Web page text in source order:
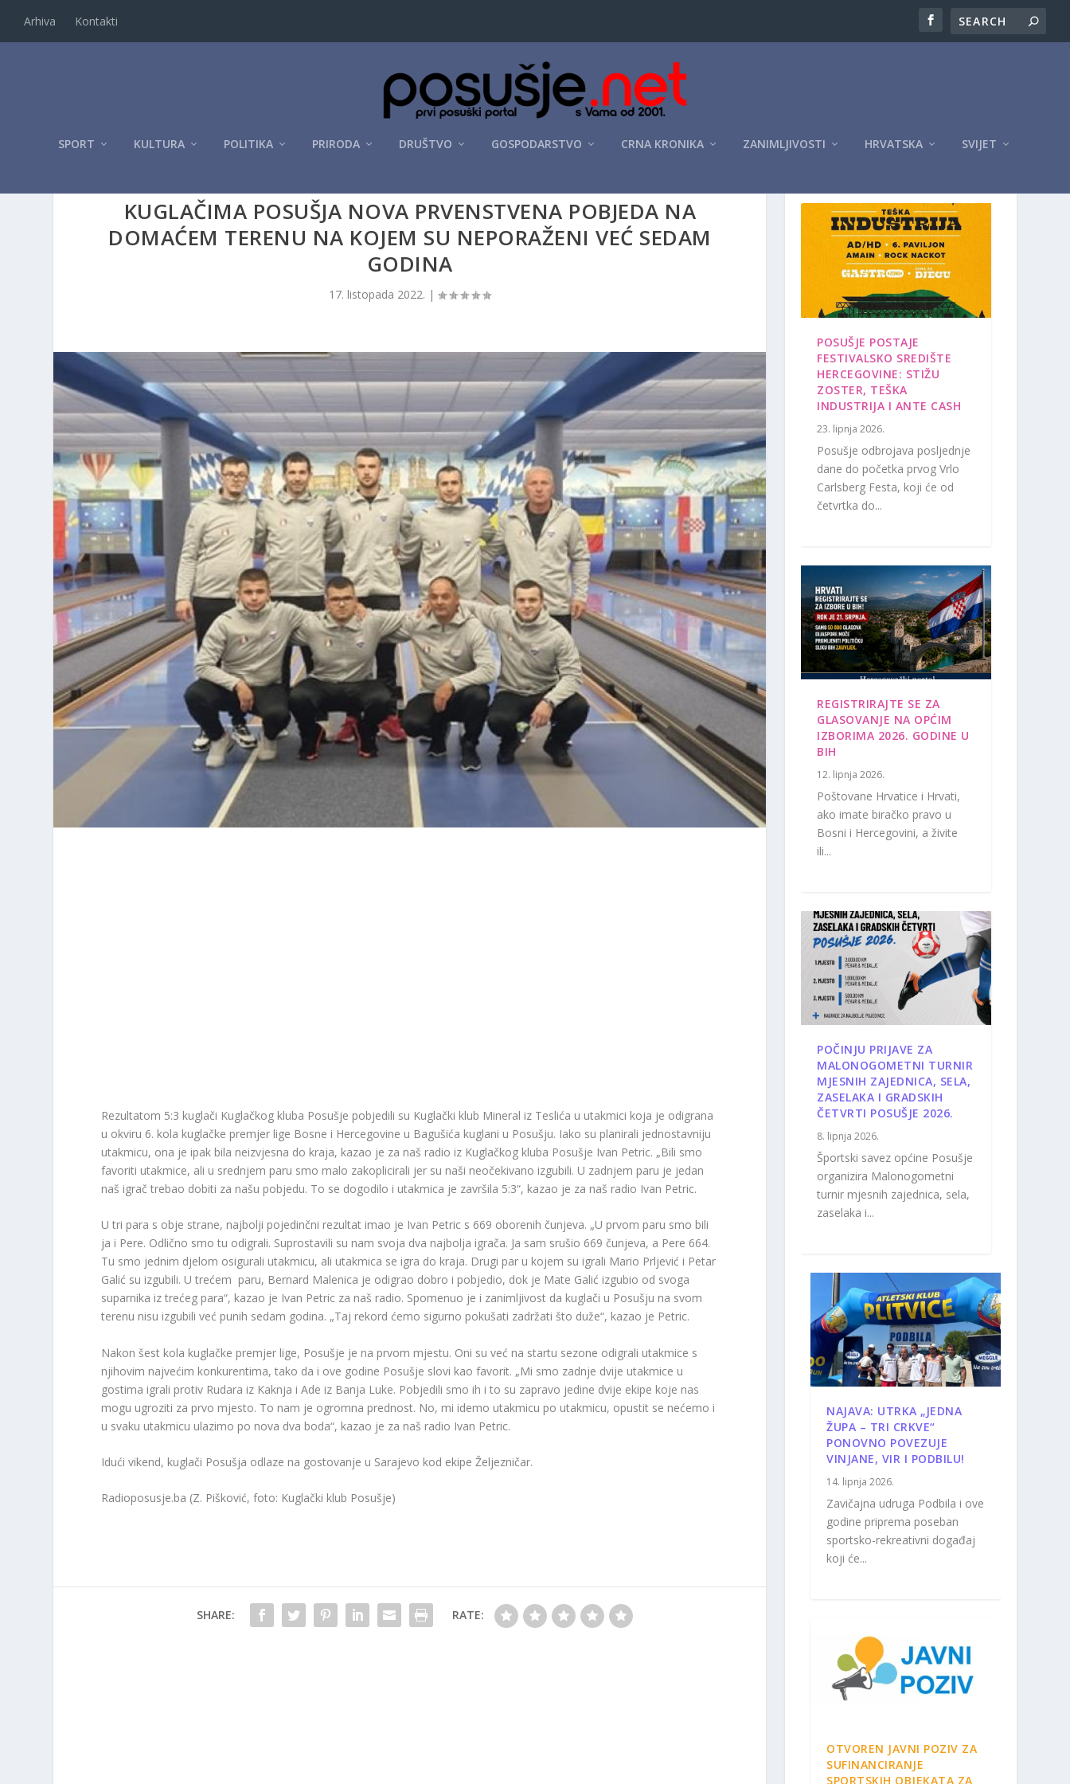
Arhiva Kontakti
SPORT KULTURA POLITIKA PRIRODA DRUŠTVO GOSPODARSTVO CRNA KRONIKA ZANIMLJIVOSTI HRVATSKA SVIJET
KUGLAČIMA POSUŠJA NOVA PRVENSTVENA POBJEDA NA
DOMAĆEM TERENU NA KOJEM SU NEPORAŽENI VEĆ SEDAM
GODINA
17. listopada 2022. |
Rezultatom 5:3 kuglači Kuglačkog kluba Posušje pobjedili su Kuglački klub Mineral iz Teslića u utakmici koja je odigrana
u okviru 6. kola kuglačke premjer lige Bosne i Hercegovine u Bagušića kuglani u Posušju. Iako su planirali jednostavniju
utakmicu, ona je ipak bila neizvjesna do kraja, kazao je za naš radio iz Kuglačkog kluba Posušje Ivan Petric. „Bili smo
favoriti utakmice, ali u srednjem paru smo malo zakoplicirali jer su naši neočekivano izgubili. U zadnjem paru je jedan
naš igrač trebao dobiti za našu pobjedu. To se dogodilo i utakmica je završila 5:3“, kazao je za naš radio Ivan Petric.
U tri para s obje strane, najbolji pojedinčni rezultat imao je Ivan Petric s 669 oborenih čunjeva. „U prvom paru smo bili
ja i Pere. Odlično smo tu odigrali. Suprostavili su nam svoja dva najbolja igrača. Ja sam srušio 669 čunjeva, a Pere 664.
Tu smo jednim djelom osigurali utakmicu, ali utakmica se igra do kraja. Drugi par u kojem su igrali Mario Prljević i Petar
Galić su izgubili. U trećem paru, Bernard Malenica je odigrao dobro i pobjedio, dok je Mate Galić izgubio od svoga
suparnika iz trećeg para“, kazao je Ivan Petric za naš radio. Spomenuo je i zanimljivost da kuglači u Posušju na svom
terenu nisu izgubili već punih sedam godina. „Taj rekord ćemo sigurno pokušati zadržati što duže“, kazao je Petric.
Nakon šest kola kuglačke premjer lige, Posušje je na prvom mjestu. Oni su već na startu sezone odigrali utakmice s
njihovim najvećim konkurentima, tako da i ove godine Posušje slovi kao favorit. „Mi smo zadnje dvije utakmice u
gostima igrali protiv Rudara iz Kaknja i Ade iz Banja Luke. Pobjedili smo ih i to su zapravo jedine dvije ekipe koje nas
mogu ugroziti za prvo mjesto. To nam je ogromna prednost. No, mi idemo utakmicu po utakmicu, opustit se nećemo i
u svaku utakmicu ulazimo po nova dva boda“, kazao je za naš radio Ivan Petric.
Idući vikend, kuglači Posušja odlaze na gostovanje u Sarajevo kod ekipe Željezničar.
Radioposusje.ba (Z. Pišković, foto: Kuglački klub Posušje)
SHARE: RATE:
POSUŠJE POSTAJE
FESTIVALSKO SREDIŠTE
HERCEGOVINE: STIŽU
ZOSTER, TEŠKA
INDUSTRIJA I ANTE CASH
23. lipnja 2026.
Posušje odbrojava posljednje
dane do početka prvog Vrlo
Carlsberg Festa, koji će od
četvrtka do...
REGISTRIRAJTE SE ZA
GLASOVANJE NA OPĆIM
IZBORIMA 2026. GODINE U
BIH
12. lipnja 2026.
Poštovane Hrvatice i Hrvati,
ako imate biračko pravo u
Bosni i Hercegovini, a živite
ili...
POČINJU PRIJAVE ZA
MALONOGOMETNI TURNIR
MJESNIH ZAJEDNICA, SELA,
ZASELAKA I GRADSKIH
ČETVRTI POSUŠJE 2026.
8. lipnja 2026.
Športski savez općine Posušje
organizira Malonogometni
turnir mjesnih zajednica, sela,
zaselaka i...
NAJAVA: UTRKA „JEDNA
ŽUPA – TRI CRKVE“
PONOVNO POVEZUJE
VINJANE, VIR I PODBILU!
14. lipnja 2026.
Zavičajna udruga Podbila i ove
godine priprema poseban
sportsko-rekreativni događaj
koji će...
OTVOREN JAVNI POZIV ZA
SUFINANCIRANJE
SPORTSKIH OBJEKATA ZA